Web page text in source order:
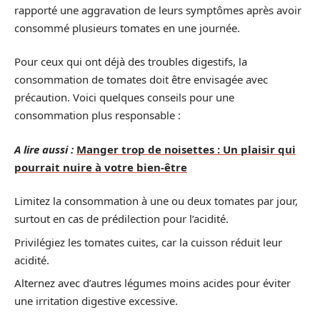
rapporté une aggravation de leurs symptômes après avoir
consommé plusieurs tomates en une journée.
Pour ceux qui ont déjà des troubles digestifs, la
consommation de tomates doit être envisagée avec
précaution. Voici quelques conseils pour une
consommation plus responsable :
A lire aussi : Manger trop de noisettes : Un plaisir qui
pourrait nuire à votre bien-être
Limitez la consommation à une ou deux tomates par jour,
surtout en cas de prédilection pour l’acidité.
Privilégiez les tomates cuites, car la cuisson réduit leur
acidité.
Alternez avec d’autres légumes moins acides pour éviter
une irritation digestive excessive.